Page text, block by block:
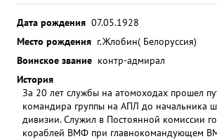
Дата рождения 07.05.1928
Место рождения г.Жлобин( Белоруссия)
Воинское звание контр-адмирал
История
За 20 лет службы на атомоходах прошел
командира группы на АПЛ до начальника
дивизии. Служил в Постоянной комиссии
кораблей ВМФ при главнокомандующем